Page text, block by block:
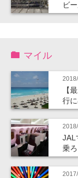
ビ
マイル
【
行
JAL
乗ろ